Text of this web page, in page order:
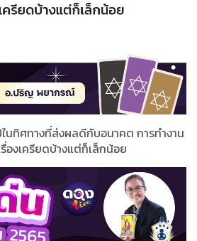
ในทิศทางที่ส่งผลดีกับอนาคต การทำงาน
องเครียดบ้างแต่ก็เล็กน้อย